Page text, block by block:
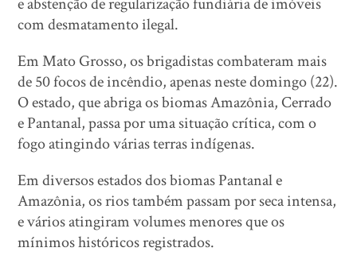
com desmatamento ilegal.
Em Mato Grosso, os brigadistas combateram mais
de 50 focos de incêndio, apenas neste domingo (22).
O estado, que abriga os biomas Amazônia, Cerrado
e Pantanal, passa por uma situação crítica, com o
fogo atingindo várias terras indígenas.
Em diversos estados dos biomas Pantanal e
Amazônia, os rios também passam por seca intensa,
e vários atingiram volumes menores que os
mínimos históricos registrados.